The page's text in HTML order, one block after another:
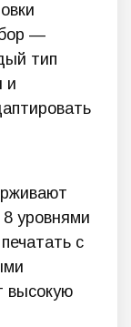
—
тип
и
уровнями
с
высокую